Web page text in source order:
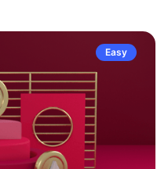
Easy